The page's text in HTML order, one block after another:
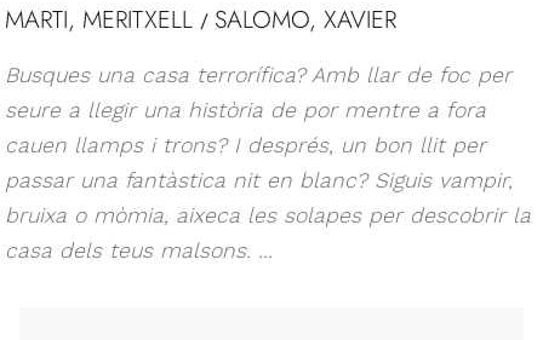
MARTI, MERITXELL / SALOMO, XAVIER
Busques una casa terrorífica? Amb llar de foc per
seure a llegir una història de por mentre a fora
cauen llamps i trons? I després, un bon llit per
passar una fantàstica nit en blanc? Siguis vampir,
bruixa o mòmia, aixeca les solapes per descobrir la
casa dels teus malsons. ...